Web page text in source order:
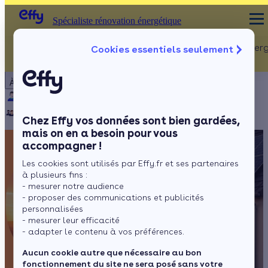
Cookies essentiels seulement
Chez Effy vos données sont bien gardées,
mais on en a besoin pour vous
accompagner !
Les cookies sont utilisés par Effy.fr et ses partenaires
à plusieurs fins :
- mesurer notre audience
- proposer des communications et publicités
personnalisées
- mesurer leur efficacité
- adapter le contenu à vos préférences.
Aucun cookie autre que nécessaire au bon
fonctionnement du site ne sera posé sans votre
À propos
Notre équipe
Rejoignez-nous Presse
Spécialiste rénovation énergétique Rénovation
Murs
Sols
Spécialiste rénovation énergétique